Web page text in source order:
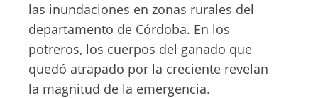
las inundaciones en zonas rurales del
departamento de Córdoba. En los
potreros, los cuerpos del ganado que
quedó atrapado por la creciente revelan
la magnitud de la emergencia.